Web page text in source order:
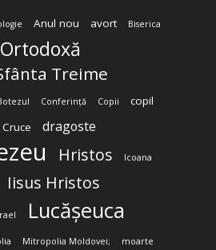
Anul nou avort Biserica
Treime
Conferință Copii
copil
Cruce dragoste
Hristos Icoana
Iisus Hristos
Lucășeuca
Mitropolia Moldovei; moarte